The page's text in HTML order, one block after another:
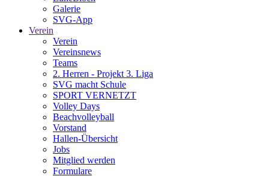
Galerie
SVG-App
Verein
Verein
Vereinsnews
Teams
2. Herren - Projekt 3. Liga
SVG macht Schule
SPORT VERNETZT
Volley Days
Beachvolleyball
Vorstand
Hallen-Übersicht
Jobs
Mitglied werden
Formulare